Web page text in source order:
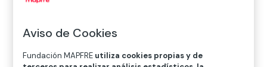
H
J K
O
P Q R S T
U
Aviso de Cookies
Fundación MAPFRE utiliza cookies propias y de